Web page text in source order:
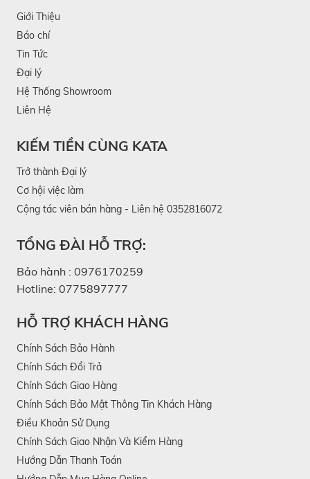
Giới Thiệu
Báo chí
Tin Tức
Đại lý
Hệ Thống Showroom
Liên Hệ
KIẾM TIỀN CÙNG KATA
Trở thành Đại lý
Cơ hội việc làm
Cộng tác viên bán hàng - Liên hệ 0352816072
TỔNG ĐÀI HỖ TRỢ:
Bảo hành : 0976170259
Hotline: 0775897777
HỖ TRỢ KHÁCH HÀNG
Chính Sách Bảo Hành
Chính Sách Đổi Trả
Chính Sách Giao Hàng
Chính Sách Bảo Mật Thông Tin Khách Hàng
Điều Khoản Sử Dụng
Chính Sách Giao Nhận Và Kiểm Hàng
Hướng Dẫn Thanh Toán